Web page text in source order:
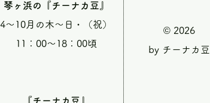
琴ヶ浜の『チーナカ豆』
4～10月の木～日・（祝）
11：00～18：00頃
『チーナカ豆』
© 2026
by チーナカ豆